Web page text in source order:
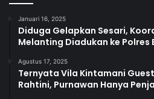
Januari 16, 2025
Diduga Gelapkan Sesari,
Melanting Diadukan ke Polres
Agustus 17, 2025
Ternyata Vila Kintamani
Rahtini, Purnawan Hanya